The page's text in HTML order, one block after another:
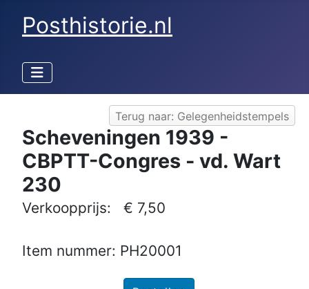
Posthistorie.nl
Terug naar: Gelegenheidstempels
Scheveningen 1939 -
CBPTT-Congres - vd. Wart
230
Verkoopprijs: € 7,50
Item nummer: PH20001